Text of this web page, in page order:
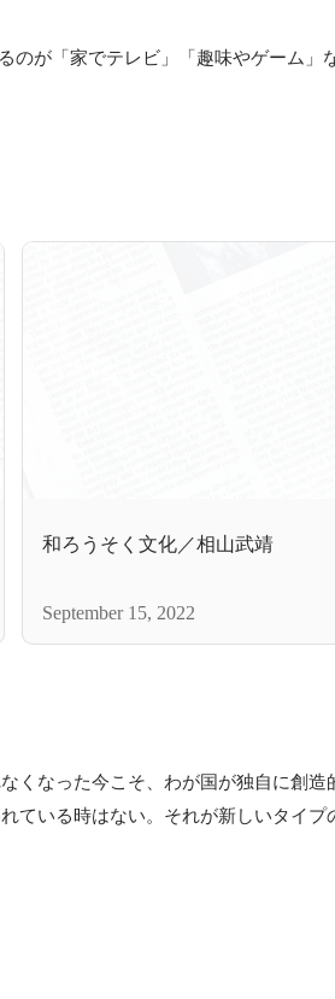
のが「家でテレビ」「趣味やゲーム」
和ろうそく文化／相山武靖
September 15, 2022
くなった今こそ、わが国が独自に創造
ている時はない。それが新しいタイプ